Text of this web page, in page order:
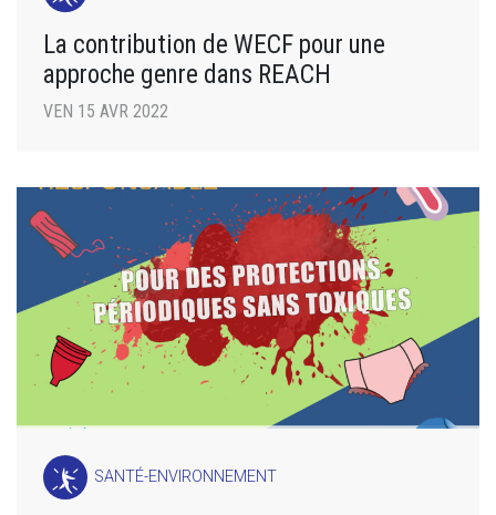
La contribution de WECF pour une
approche genre dans REACH
VEN 15 AVR 2022
SANTÉ-ENVIRONNEMENT